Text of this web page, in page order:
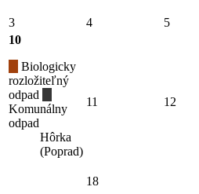
3 4 5
10
Biologicky
rozložiteľný
odpad
Komunálny
odpad
Hôrka
(Poprad)
11 12
18